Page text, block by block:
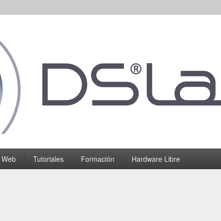
Tutoriales Formación Hardware Libre